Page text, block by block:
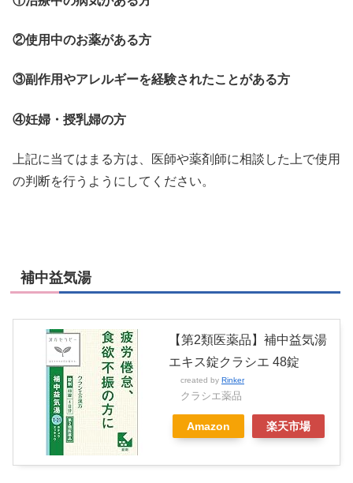
②使用中のお薬がある方
③副作用やアレルギーを経験されたことがある方
④妊婦・授乳婦の方
上記に当てはまる方は、医師や薬剤師に相談した上で使用
の判断を行うようにしてください。
補中益気湯
【第2類医薬品】補中益気湯
エキス錠クラシエ 48錠
created by Rinker
クラシエ薬品
Amazon 楽天市場